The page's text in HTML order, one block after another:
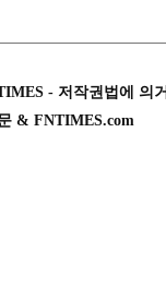
- 저작권법에 의
& FNTIMES.com